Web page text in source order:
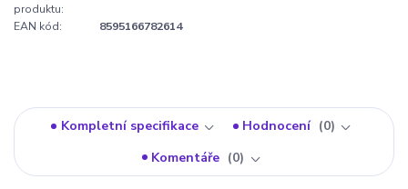
produktu:
EAN kód: 8595166782614
Kompletní specifikace Hodnocení
0
Komentáře
0